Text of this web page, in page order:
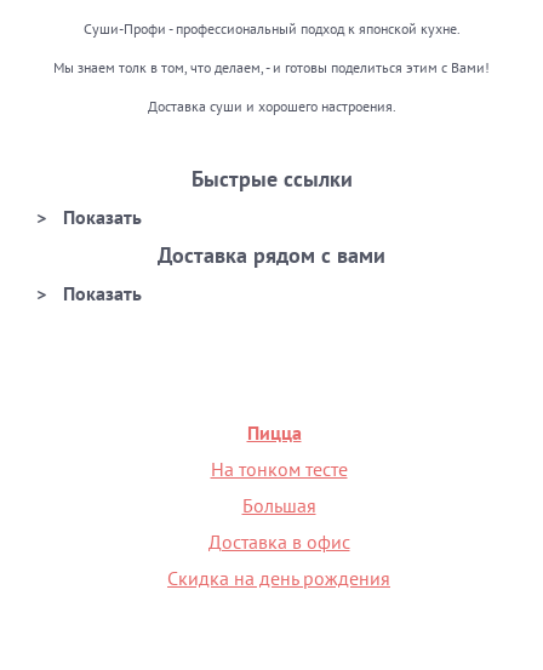
Суши-Профи - профессиональный подход к японской кухне.
Мы знаем толк в том, что делаем, - и готовы поделиться этим с Вами!
Доставка суши и хорошего настроения.
Быстрые ссылки
Доставка рядом с вами
Пицца
На тонком тесте
Большая
Доставка в офис
Скидка на день рождения